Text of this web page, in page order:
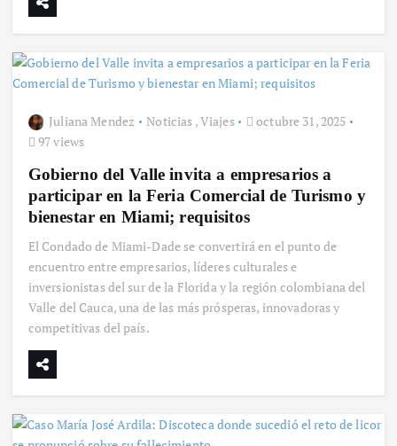
Juliana Mendez Noticias ,Viajes
octubre 31, 2025
97 views
Gobierno del Valle invita a empresarios a
participar en la Feria Comercial de Turismo y
bienestar en Miami; requisitos
El Condado de Miami-Dade se convertirá en el punto de
encuentro entre empresarios, líderes culturales e
inversionistas del sur de la Florida y la región colombiana del
Valle del Cauca, una de las más prósperas, innovadoras y
competitivas del país.